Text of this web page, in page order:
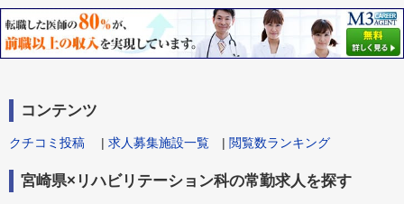
コンテンツ
クチコミ投稿 | 求人募集施設一覧 | 閲覧数ランキング
宮崎県×リハビリテーション科の常勤求人を探す